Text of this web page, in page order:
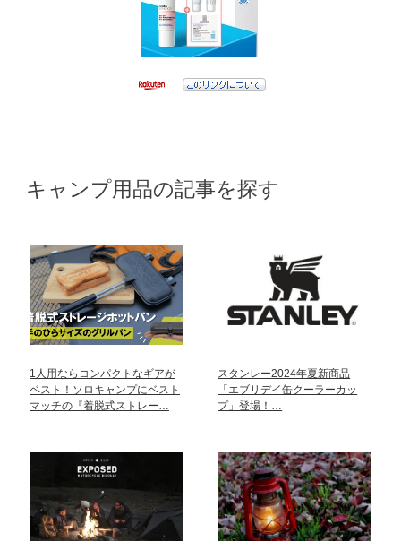
キャンプ用品の記事を探す
1人用ならコンパクトなギアが
ベスト！ソロキャンプにベスト
マッチの『着脱式ストレー…
スタンレー2024年夏新商品
「エブリデイ缶クーラーカッ
プ」登場！…